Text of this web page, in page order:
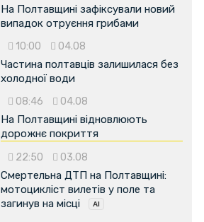
На Полтавщині зафіксували новий
випадок отруєння грибами
10:00 04.08
Частина полтавців залишилася без
холодної води
08:46 04.08
На Полтавщині відновлюють
дорожнє покриття
22:50 03.08
Смертельна ДТП на Полтавщині:
мотоцикліст вилетів у поле та
загинув на місці